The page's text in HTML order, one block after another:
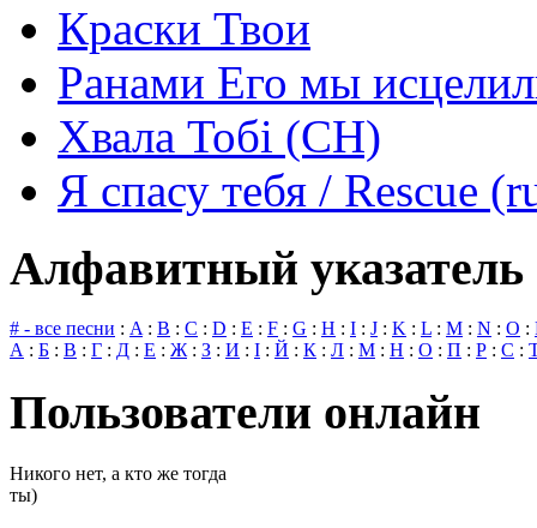
Краски Твои
Ранами Его мы
Хвала Тобі (СН)
Я спасу тебя / Rescue
Алфавитный указатель
# - все песни : A : B : C : D : E : F : G : H : I : J : K : L : M : N : O :
А : Б : В : Г : Д : Е : Ж : З : И : І : Й : К : Л : М : Н : О : П : Р : С :
Пользователи онлайн
Никого нет, а кто же тогда
ты)